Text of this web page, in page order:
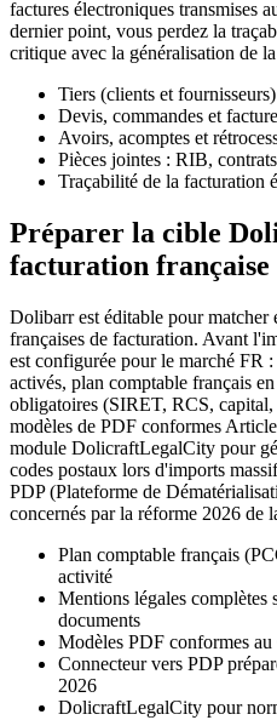
factures électroniques transmises
dernier point, vous perdez la
critique avec la généralisation de
Tiers (clients et
Devis, commandes et
Avoirs, acomptes et
Pièces jointes : RIB,
Traçabilité de la facturation
Préparer la cible
facturation française
Dolibarr est éditable pour matcher
françaises de facturation. Avant
est configurée pour le marché FR
activés, plan comptable français
obligatoires (SIRET, RCS,
modèles de PDF conformes
module DolicraftLegalCity pour
codes postaux lors d'imports
PDP (Plateforme de
concernés par la réforme 2026 de
Plan comptable français
activité
Mentions légales complètes
documents
Modèles PDF conformes
Connecteur vers PDP
2026
DolicraftLegalCity pour